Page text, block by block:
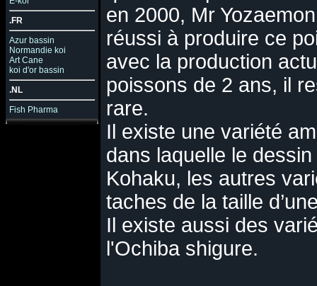
.FR
Azur bassin
Normandie koi
Art Cane
koi d'or bassin
.NL
Fish Pharma
en 2000, Mr
réussi à produire ce
avec la production
poissons de 2 ans, il
rare.
Il existe une variété
dans laquelle le
Kohaku, les autres
taches de la taille
Il existe aussi des
l'Ochiba shigure.